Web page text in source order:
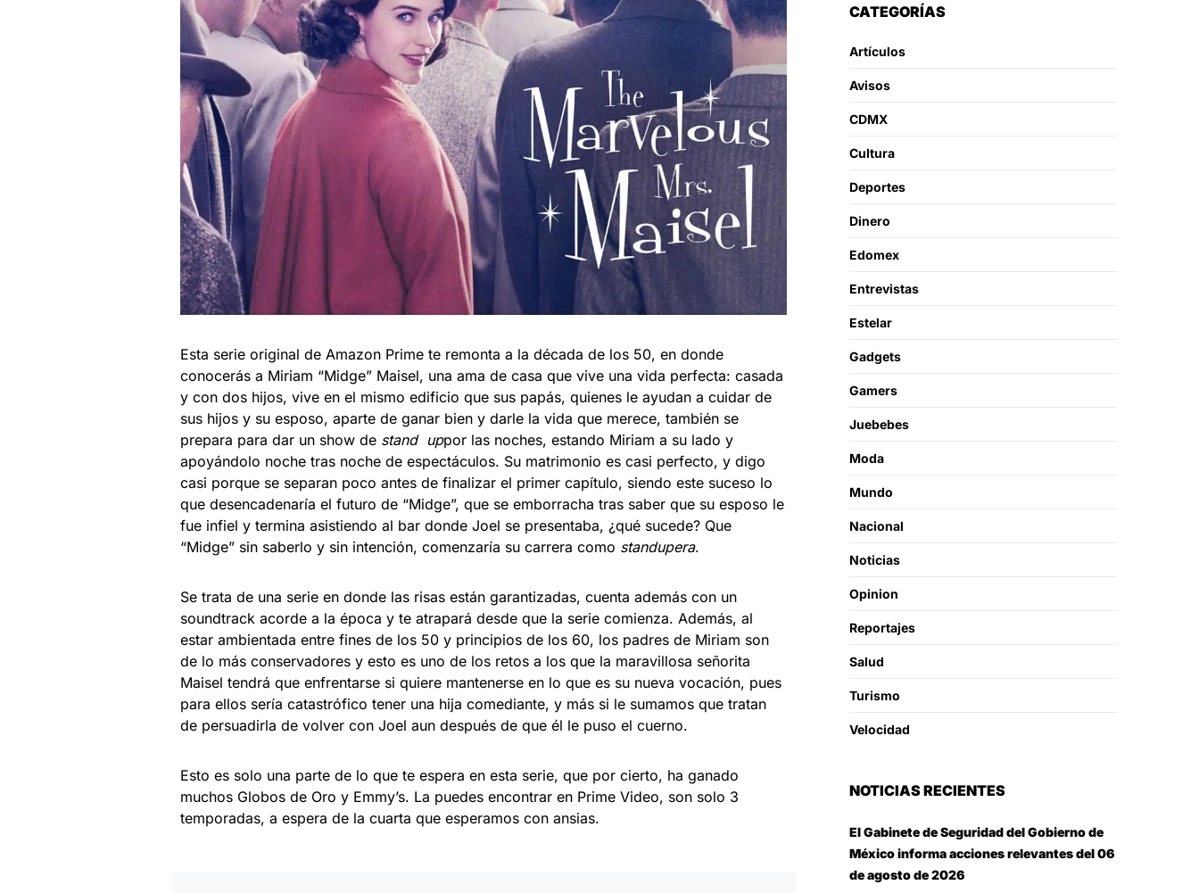
Esta serie original de Amazon Prime te remonta a la década de los 50, en donde
conocerás a Miriam “Midge” Maisel, una ama de casa que vive una vida perfecta: casada
y con dos hijos, vive en el mismo edificio que sus papás, quienes le ayudan a cuidar de
sus hijos y su esposo, aparte de ganar bien y darle la vida que merece, también se
prepara para dar un show de stand uppor las noches, estando Miriam a su lado y
apoyándolo noche tras noche de espectáculos. Su matrimonio es casi perfecto, y digo
casi porque se separan poco antes de finalizar el primer capítulo, siendo este suceso lo
que desencadenaría el futuro de “Midge”, que se emborracha tras saber que su esposo le
fue infiel y termina asistiendo al bar donde Joel se presentaba, ¿qué sucede? Que
“Midge” sin saberlo y sin intención, comenzaría su carrera como standupera.
Se trata de una serie en donde las risas están garantizadas, cuenta además con un
soundtrack acorde a la época y te atrapará desde que la serie comienza. Además, al
estar ambientada entre fines de los 50 y principios de los 60, los padres de Miriam son
de lo más conservadores y esto es uno de los retos a los que la maravillosa señorita
Maisel tendrá que enfrentarse si quiere mantenerse en lo que es su nueva vocación, pues
para ellos sería catastrófico tener una hija comediante, y más si le sumamos que tratan
de persuadirla de volver con Joel aun después de que él le puso el cuerno.
Esto es solo una parte de lo que te espera en esta serie, que por cierto, ha ganado
muchos Globos de Oro y Emmy’s. La puedes encontrar en Prime Video, son solo 3
temporadas, a espera de la cuarta que esperamos con ansias.
CATEGORÍAS
Artículos
Avisos
CDMX
Cultura
Deportes
Dinero
Edomex
Entrevistas
Estelar
Gadgets
Gamers
Juebebes
Moda
Mundo
Nacional
Noticias
Opinion
Reportajes
Salud
Turismo
Velocidad
NOTICIAS RECIENTES
El Gabinete de Seguridad del Gobierno de
México informa acciones relevantes del 06
de agosto de 2026